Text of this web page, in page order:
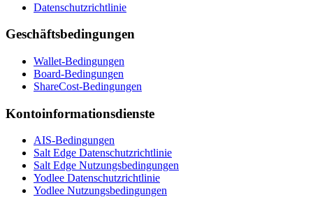
Datenschutzrichtlinie
Geschäftsbedingungen
Wallet-Bedingungen
Board-Bedingungen
ShareCost-Bedingungen
Kontoinformationsdienste
AIS-Bedingungen
Salt Edge Datenschutzrichtlinie
Salt Edge Nutzungsbedingungen
Yodlee Datenschutzrichtlinie
Yodlee Nutzungsbedingungen